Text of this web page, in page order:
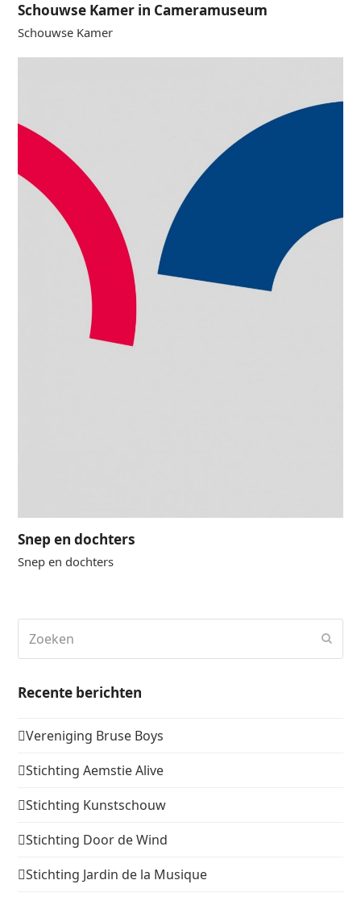
Schouwse Kamer in Cameramuseum
Schouwse Kamer
Snep en dochters
Snep en dochters
Recente berichten
Vereniging Bruse Boys
Stichting Aemstie Alive
Stichting Kunstschouw
Stichting Door de Wind
Stichting Jardin de la Musique